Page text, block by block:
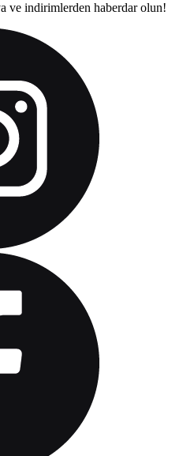
ve indirimlerden haberdar olun!